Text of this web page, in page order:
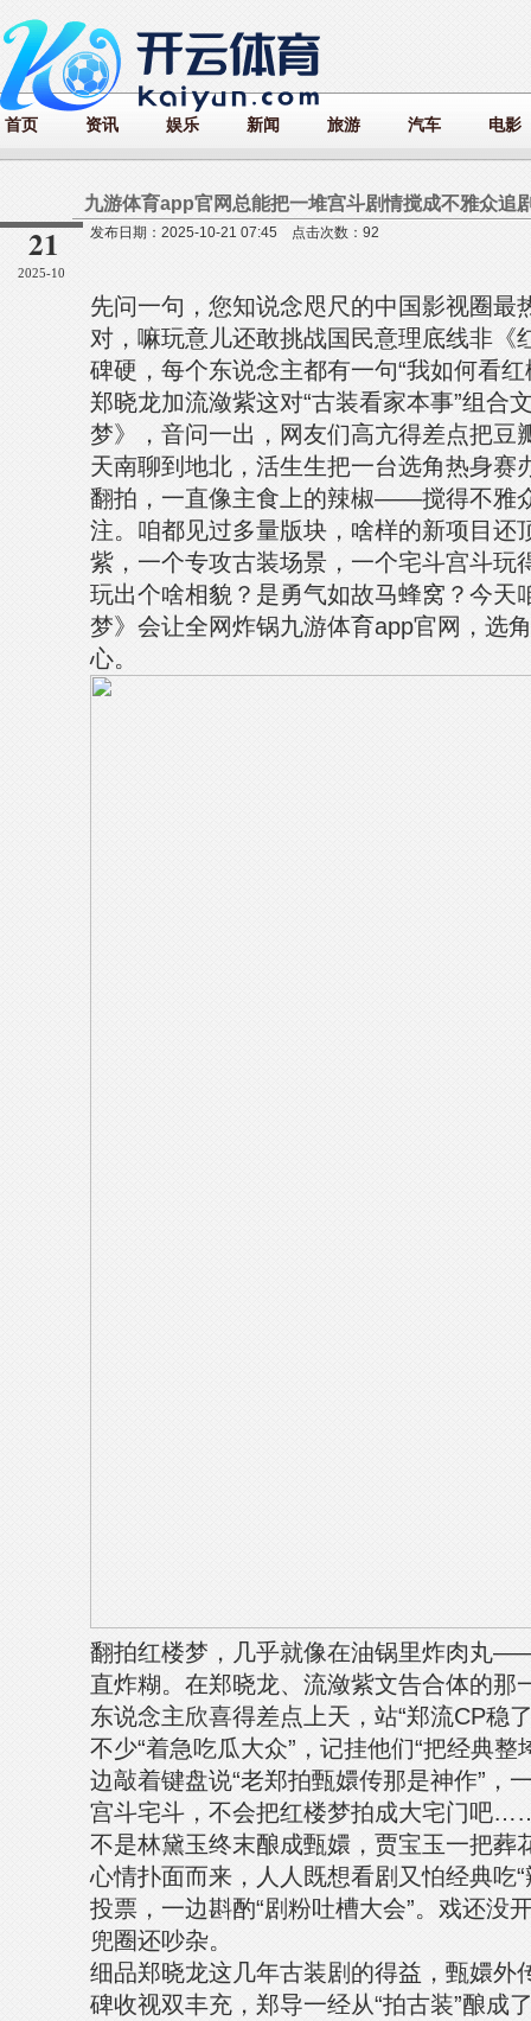
首页 资讯 娱乐 新闻 旅游 汽车 电影
21
2025-10
发布日期：2025-10-21 07:45 点击次数：92
先问一句，您知说念咫尺的中国影视圈最
对，嘛玩意儿还敢挑战国民意理底线非《
碑硬，每个东说念主都有一句“我如何看
郑晓龙加流潋紫这对“古装看家本事”组合
梦》，音问一出，网友们高亢得差点把豆
天南聊到地北，活生生把一台选角热身赛
翻拍，一直像主食上的辣椒——搅得不雅
注。咱都见过多量版块，啥样的新项目还
紫，一个专攻古装场景，一个宅斗宫斗玩
玩出个啥相貌？是勇气如故马蜂窝？今天
梦》会让全网炸锅九游体育app官网，选
心。
翻拍红楼梦，几乎就像在油锅里炸肉丸
直炸糊。在郑晓龙、流潋紫文告合体的那
东说念主欣喜得差点上天，站“郑流CP稳
不少“着急吃瓜大众”，记挂他们“把经典
边敲着键盘说“老郑拍甄嬛传那是神作”，
宫斗宅斗，不会把红楼梦拍成大宅门吧
不是林黛玉终末酿成甄嬛，贾宝玉一把葬
心情扑面而来，人人既想看剧又怕经典吃
投票，一边斟酌“剧粉吐槽大会”。戏还没
兜圈还吵杂。
细品郑晓龙这几年古装剧的得益，甄嬛外
碑收视双丰充，郑导一经从“拍古装”酿成